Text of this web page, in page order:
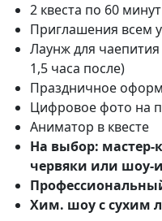
2 квеста по 60 минут
Приглашения всем
Лаунж для чаепития
1,5 часа после)
Праздничное
Цифровое фото на
Аниматор в квесте
На выбор:
червяки или шоу-
Хим. шоу с сухим